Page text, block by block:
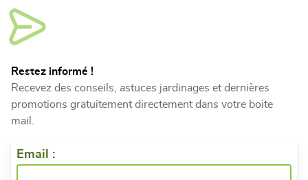
Restez informé !
Recevez des conseils, astuces jardinages et dernières
promotions gratuitement directement dans votre boite
mail.
Email :